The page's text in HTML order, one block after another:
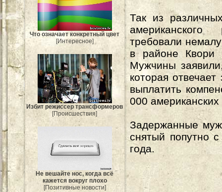
Что означает конкретный цвет
[Интересное]
Избит режиссер трансформеров
[Происшествия]
Не вешайте нос, когда всё
кажется вокруг плохо
[Позитивные новости]
Так из
американского
требовали
в районе Квори
Мужчины
которая
выплатить
000
Задержанные
снятый попутно
года.